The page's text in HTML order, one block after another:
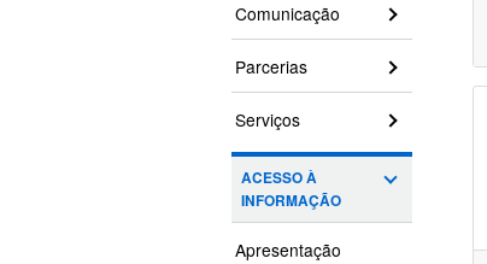
Comunicação
Parcerias
Serviços
ACESSO À
INFORMAÇÃO
Apresentação